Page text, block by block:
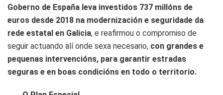
Goberno de España leva investidos 737 millóns de
euros desde 2018 na modernización e seguridade da
rede estatal en Galicia, e reafirmou o compromiso de
seguir actuando alí onde sexa necesario, con grandes e
pequenas intervencións, para garantir estradas
seguras e en boas condicións en todo o territorio.